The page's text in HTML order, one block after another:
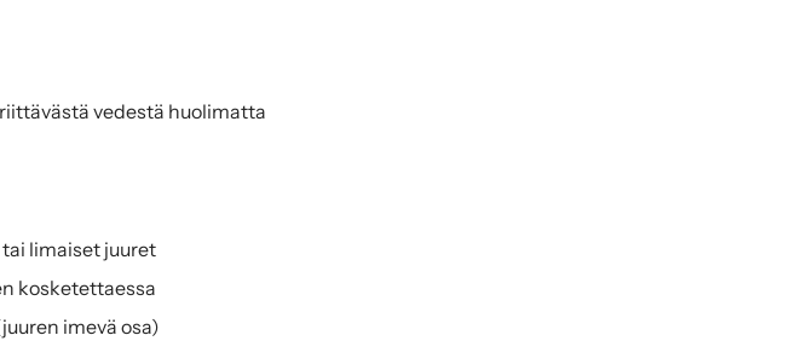
vedestä huolimatta
limaiset juuret
kosketettaessa
imevä osa)